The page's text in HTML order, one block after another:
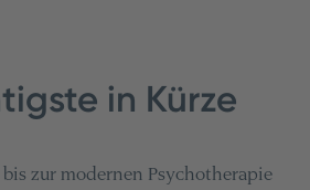
in Kürze
zur modernen Psychotherapie